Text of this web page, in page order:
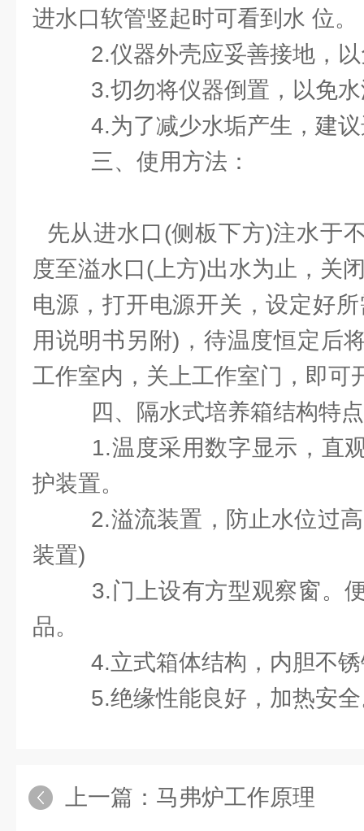
进水口软管竖起时可看到水 位。
2.仪器外壳应妥善接地，
3.切勿将仪器倒置，以免
4.为了减少水垢产生，建
三、使用方法：
先从进水口(侧板下方)注水于
度至溢水口(上方)出水为止，关
电源，打开电源开关，设定好
用说明书另附)，待温度恒定后
工作室内，关上工作室门，即可
四、隔水式培养箱结构特
1.温度采用数字显示，直
护装置。
2.溢流装置，防止水位过
装置)
3.门上设有方型观察窗。
品。
4.立式箱体结构，内胆不
5.绝缘性能良好，加热安
上一篇： 马弗炉工作原理